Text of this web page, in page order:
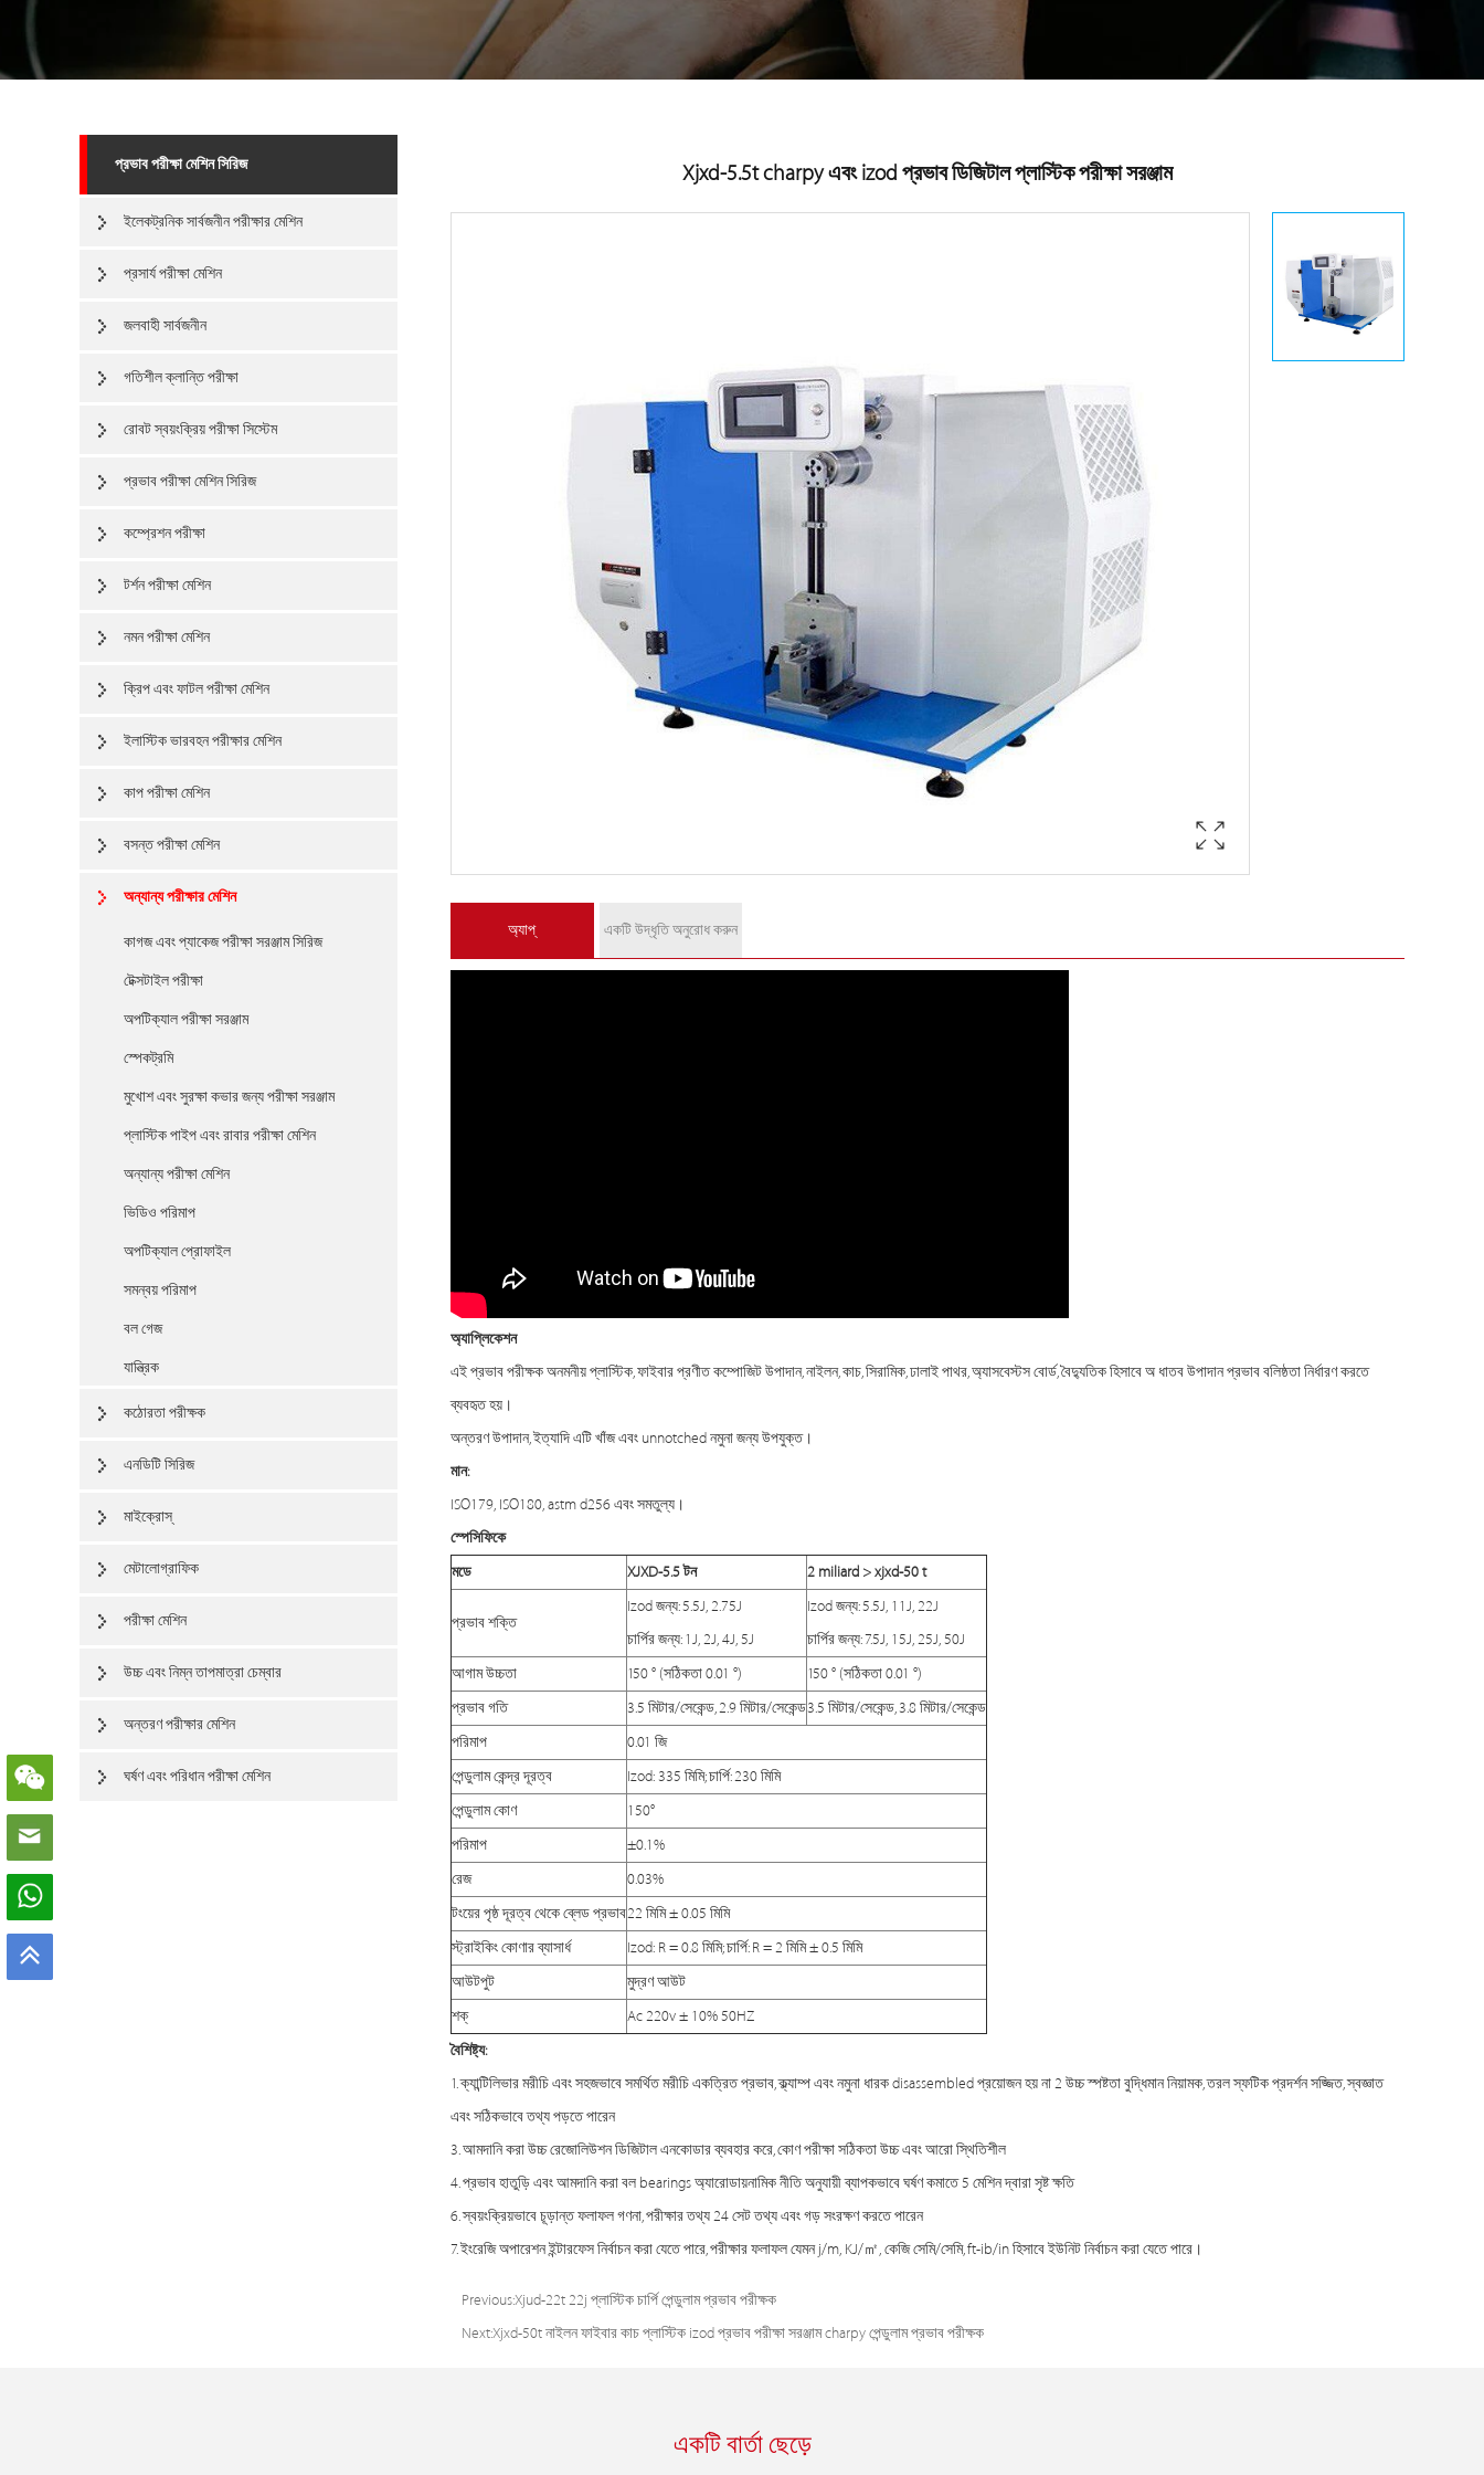
প্রভাব পরীক্ষা মেশিন সিরিজ
ইলেকট্রনিক সার্বজনীন পরীক্ষার মেশিন
প্রসার্য পরীক্ষা মেশিন
জলবাহী সার্বজনীন
গতিশীল ক্লান্তি পরীক্ষা
রোবট স্বয়ংক্রিয় পরীক্ষা সিস্টেম
প্রভাব পরীক্ষা মেশিন সিরিজ
কম্প্রেশন পরীক্ষা
টর্শন পরীক্ষা মেশিন
নমন পরীক্ষা মেশিন
ক্রিপ এবং ফাটল পরীক্ষা মেশিন
ইলাস্টিক ভারবহন পরীক্ষার মেশিন
কাপ পরীক্ষা মেশিন
বসন্ত পরীক্ষা মেশিন
অন্যান্য পরীক্ষার মেশিন
কাগজ এবং প্যাকেজ পরীক্ষা সরঞ্জাম সিরিজ
টেক্সটাইল পরীক্ষা
অপটিক্যাল পরীক্ষা সরঞ্জাম
স্পেকট্রমি
মুখোশ এবং সুরক্ষা কভার জন্য পরীক্ষা সরঞ্জাম
প্লাস্টিক পাইপ এবং রাবার পরীক্ষা মেশিন
অন্যান্য পরীক্ষা মেশিন
ভিডিও পরিমাপ
অপটিক্যাল প্রোফাইল
সমন্বয় পরিমাপ
বল গেজ
যান্ত্রিক
কঠোরতা পরীক্ষক
এনডিটি সিরিজ
মাইক্রোস্
মেটালোগ্রাফিক
পরীক্ষা মেশিন
উচ্চ এবং নিম্ন তাপমাত্রা চেম্বার
অন্তরণ পরীক্ষার মেশিন
ঘর্ষণ এবং পরিধান পরীক্ষা মেশিন
Xjxd-5.5t charpy এবং izod প্রভাব ডিজিটাল প্লাস্টিক পরীক্ষা সরঞ্জাম
অ্যাপ্ একটি উদ্ধৃতি অনুরোধ করুন
অ্যাপ্লিকেশন
এই প্রভাব পরীক্ষক অনমনীয় প্লাস্টিক, ফাইবার প্রণীত কম্পোজিট উপাদান, নাইলন, কাচ, সিরামিক, ঢালাই পাথর, অ্যাসবেস্টস বোর্ড, বৈদ্যুতিক হিসাবে অ ধাতব উপাদান প্রভাব বলিষ্ঠতা নির্ধারণ করতে
ব্যবহৃত হয়।
অন্তরণ উপাদান, ইত্যাদি এটি খাঁজ এবং unnotched নমুনা জন্য উপযুক্ত।
মান:
ISO179, ISO180, astm d256 এবং সমতুল্য।
স্পেসিফিকে
মডে XJXD-5.5 টন 2 miliard > xjxd-50 t
প্রভাব শক্তি
Izod জন্য: 5.5J, 2.75J
চার্পির জন্য: 1J, 2J, 4J, 5J
Izod জন্য: 5.5J, 11J, 22J
চার্পির জন্য: 7.5J, 15J, 25J, 50J
আগাম উচ্চতা 150 ° (সঠিকতা 0.01 °) 150 ° (সঠিকতা 0.01 °)
প্রভাব গতি 3.5 মিটার/সেকেন্ড, 2.9 মিটার/সেকেন্ড3.5 মিটার/সেকেন্ড, 3.8 মিটার/সেকেন্ড
পরিমাপ 0.01 জি
পেন্ডুলাম কেন্দ্র দূরত্ব Izod: 335 মিমি; চার্পি: 230 মিমি
পেন্ডুলাম কোণ 150°
পরিমাপ ±0.1%
রেজ 0.03%
টংয়ের পৃষ্ঠ দূরত্ব থেকে ব্লেড প্রভাব22 মিমি ± 0.05 মিমি
স্ট্রাইকিং কোণার ব্যাসার্ধ Izod: R = 0.8 মিমি; চার্পি: R = 2 মিমি ± 0.5 মিমি
আউটপুট মুদ্রণ আউট
শক্ Ac 220v ± 10% 50HZ
বৈশিষ্ট্য:
1. ক্যান্টিলিভার মরীচি এবং সহজভাবে সমর্থিত মরীচি একত্রিত প্রভাব, ক্ল্যাম্প এবং নমুনা ধারক disassembled প্রয়োজন হয় না 2 উচ্চ স্পষ্টতা বুদ্ধিমান নিয়ামক, তরল স্ফটিক প্রদর্শন সজ্জিত, স্বজ্ঞাত
এবং সঠিকভাবে তথ্য পড়তে পারেন
3. আমদানি করা উচ্চ রেজোলিউশন ডিজিটাল এনকোডার ব্যবহার করে, কোণ পরীক্ষা সঠিকতা উচ্চ এবং আরো স্থিতিশীল
4. প্রভাব হাতুড়ি এবং আমদানি করা বল bearings অ্যারোডায়নামিক নীতি অনুযায়ী ব্যাপকভাবে ঘর্ষণ কমাতে 5 মেশিন দ্বারা সৃষ্ট ক্ষতি
6. স্বয়ংক্রিয়ভাবে চূড়ান্ত ফলাফল গণনা, পরীক্ষার তথ্য 24 সেট তথ্য এবং গড় সংরক্ষণ করতে পারেন
7. ইংরেজি অপারেশন ইন্টারফেস নির্বাচন করা যেতে পারে, পরীক্ষার ফলাফল যেমন j/m, KJ/㎡, কেজি সেমি/সেমি, ft-ib/in হিসাবে ইউনিট নির্বাচন করা যেতে পারে।
Previous:Xjud-22t 22j প্লাস্টিক চার্পি পেন্ডুলাম প্রভাব পরীক্ষক
Next:Xjxd-50t নাইলন ফাইবার কাচ প্লাস্টিক izod প্রভাব পরীক্ষা সরঞ্জাম charpy পেন্ডুলাম প্রভাব পরীক্ষক
একটি বার্তা ছেড়ে